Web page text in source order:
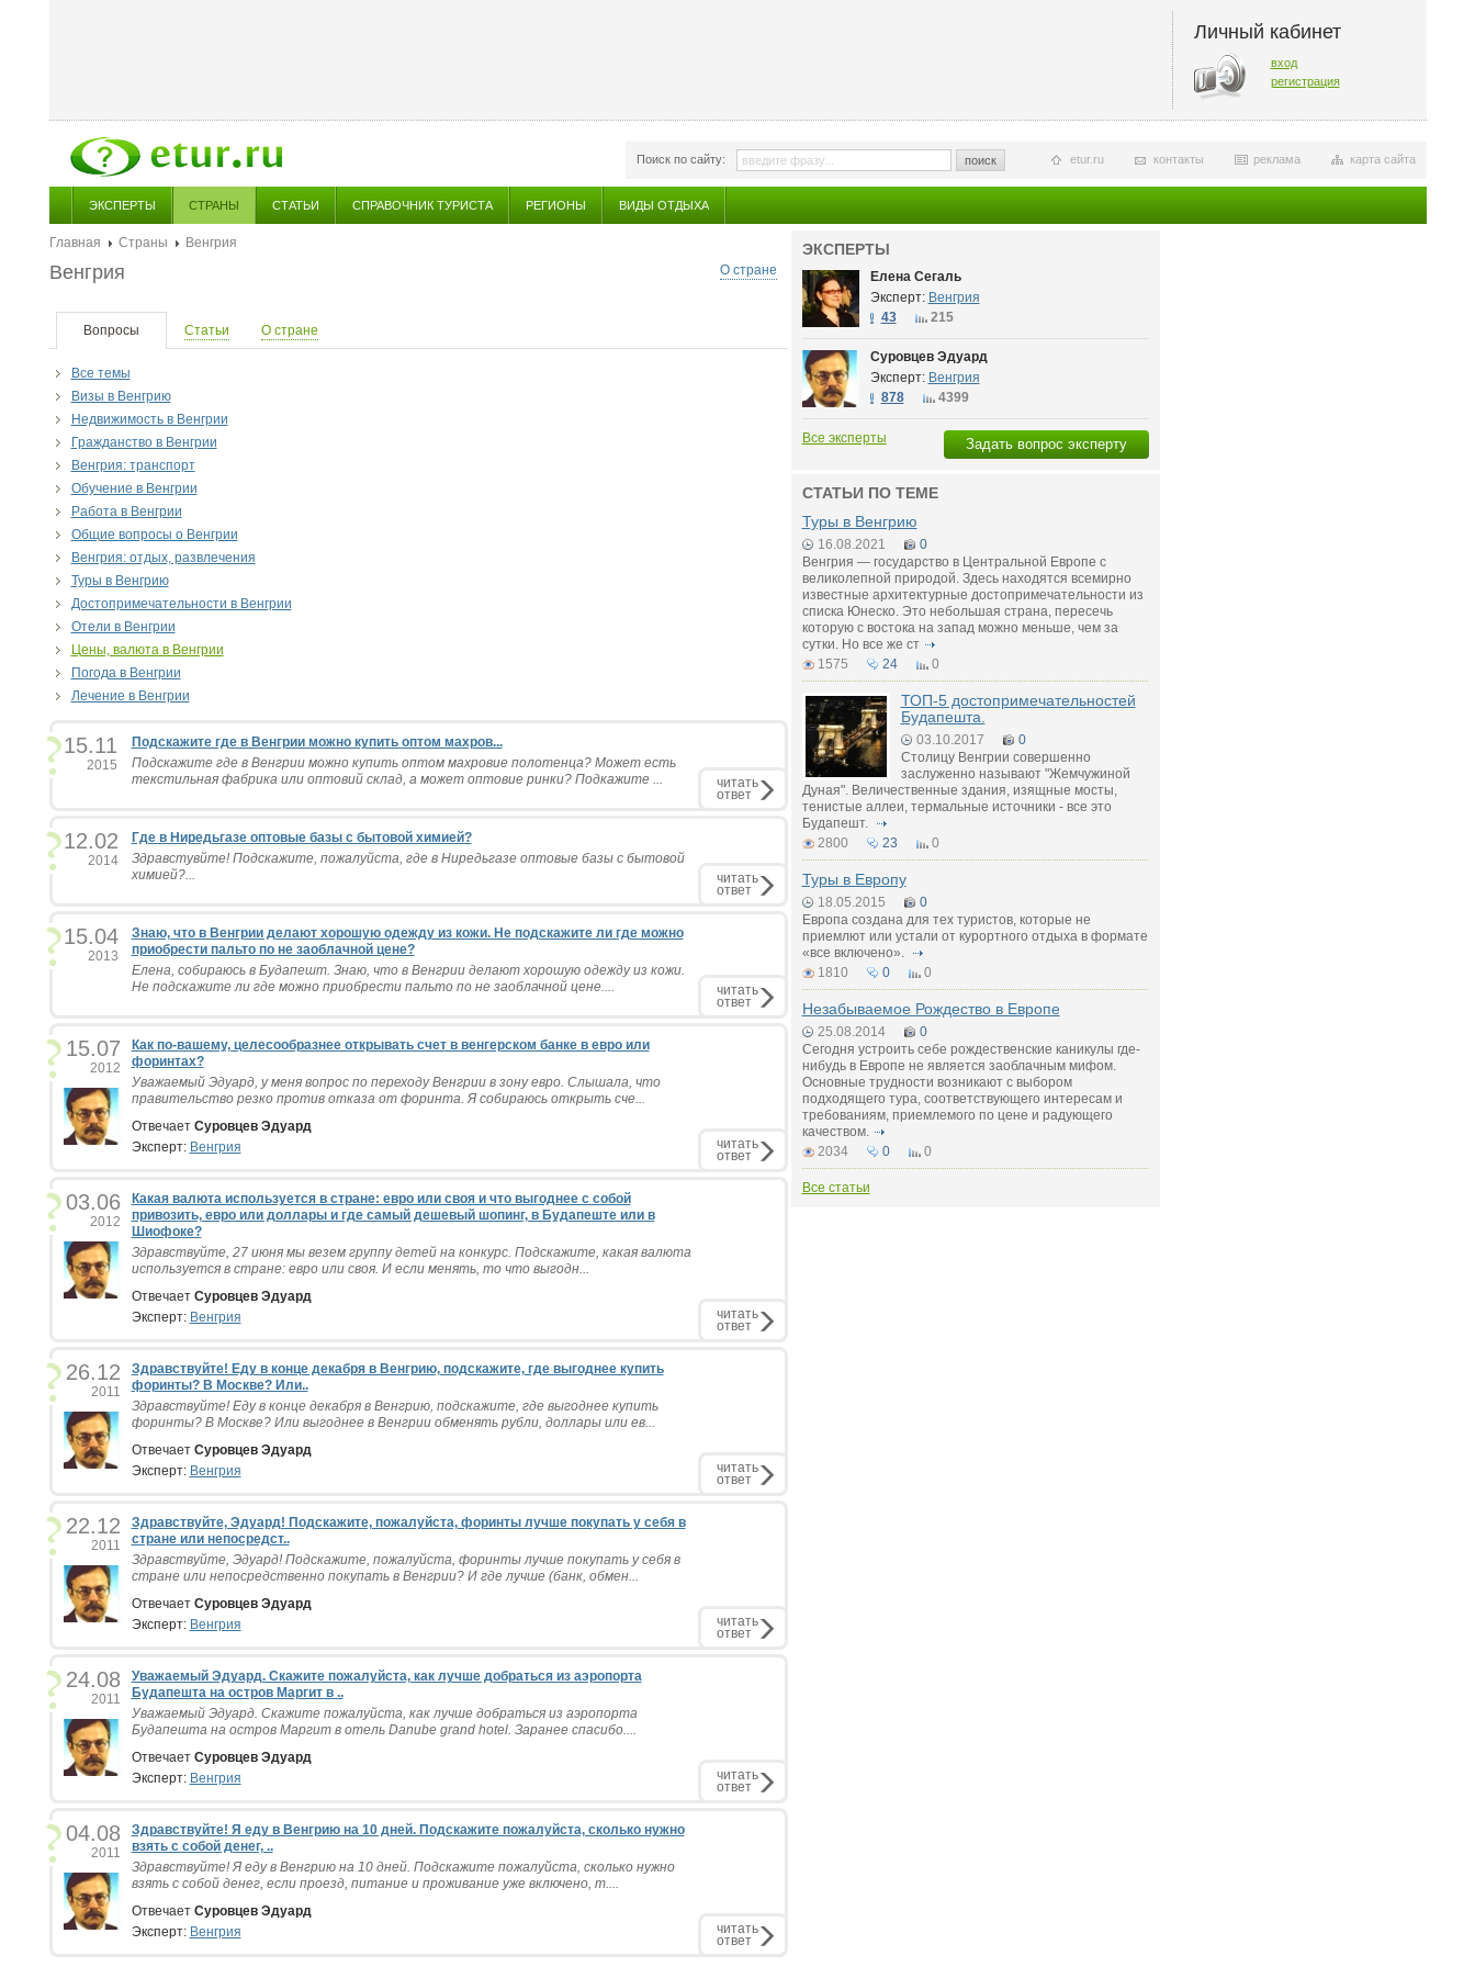
Личный кабинет
вход
регистрация
Поиск по сайту: поиск карта сайта
реклама
контакты
etur.ru
ЭКСПЕРТЫ СТРАНЫ СТАТЬИ СПРАВОЧНИК ТУРИСТА РЕГИОНЫ ВИДЫ ОТДЫХА
Главная Страны
Венгрия
О стране
Венгрия
Вопросы Статьи О стране
Все темы
Визы в Венгрию
Недвижимость в Венгрии
Гражданство в Венгрии
Венгрия: транспорт
Обучение в Венгрии
Работа в Венгрии
Общие вопросы о Венгрии
Венгрия: отдых, развлечения
Туры в Венгрию
Достопримечательности в Венгрии
Отели в Венгрии
Цены, валюта в Венгрии
Погода в Венгрии
Лечение в Венгрии
15.11
2015
Подскажите где в Венгрии можно купить оптом махров...
Подскажите где в Венгрии можно купить оптом махровие полотенца? Может есть
текстильная фабрика или оптовий склад, а может оптовие ринки? Подкажите ...
читать
ответ
12.02
2014
Где в Ниредьгазе оптовые базы с бытовой химией?
Здравстувйте! Подскажите, пожалуйста, где в Ниредьгазе оптовые базы с бытовой
химией?...
читать
ответ
15.04
2013
Знаю, что в Венгрии делают хорошую одежду из кожи. Не подскажите ли где можно
приобрести пальто по не заоблачной цене?
Елена, собираюсь в Будапешт. Знаю, что в Венгрии делают хорошую одежду из кожи.
Не подскажите ли где можно приобрести пальто по не заоблачной цене....
читать
ответ
15.07
2012
Как по-вашему, целесообразнее открывать счет в венгерском банке в евро или
форинтах?
Уважаемый Эдуард, у меня вопрос по переходу Венгрии в зону евро. Слышала, что
правительство резко против отказа от форинта. Я собираюсь открыть сче...
Отвечает Суровцев Эдуард
Эксперт: Венгрия читать
ответ
03.06
2012
Какая валюта используется в стране: евро или своя и что выгоднее с собой
привозить, евро или доллары и где самый дешевый шопинг, в Будапеште или в
Шиофоке?
Здравствуйте, 27 июня мы везем группу детей на конкурс. Подскажите, какая валюта
используется в стране: евро или своя. И если менять, то что выгодн...
Отвечает Суровцев Эдуард
Эксперт: Венгрия читать
ответ
26.12
2011
Здравствуйте! Еду в конце декабря в Венгрию, подскажите, где выгоднее купить
форинты? В Москве? Или..
Здравствуйте! Еду в конце декабря в Венгрию, подскажите, где выгоднее купить
форинты? В Москве? Или выгоднее в Венгрии обменять рубли, доллары или ев...
Отвечает Суровцев Эдуард
Эксперт: Венгрия читать
ответ
22.12
2011
Здравствуйте, Эдуард! Подскажите, пожалуйста, форинты лучше покупать у себя в
стране или непосредст..
Здравствуйте, Эдуард! Подскажите, пожалуйста, форинты лучше покупать у себя в
стране или непосредственно покупать в Венгрии? И где лучше (банк, обмен...
Отвечает Суровцев Эдуард
Эксперт: Венгрия читать
ответ
24.08
2011
Уважаемый Эдуард. Скажите пожалуйста, как лучше добраться из аэропорта
Будапешта на остров Маргит в ..
Уважаемый Эдуард. Скажите пожалуйста, как лучше добраться из аэропорта
Будапешта на остров Маргит в отель Danube grand hotel. Заранее спасибо....
Отвечает Суровцев Эдуард
Эксперт: Венгрия читать
ответ
04.08
2011
Здравствуйте! Я еду в Венгрию на 10 дней. Подскажите пожалуйста, сколько нужно
взять с собой денег, ..
Здравствуйте! Я еду в Венгрию на 10 дней. Подскажите пожалуйста, сколько нужно
взять с собой денег, если проезд, питание и проживание уже включено, т....
Отвечает Суровцев Эдуард
Эксперт: Венгрия читать
ответ
ЭКСПЕРТЫ
Елена Сегаль
Эксперт: Венгрия
43
215
Суровцев Эдуард
Эксперт: Венгрия
878
4399
Задать вопрос эксперту
Все эксперты
СТАТЬИ ПО ТЕМЕ
Туры в Венгрию
16.08.2021
0
Венгрия — государство в Центральной Европе с
великолепной природой. Здесь находятся всемирно
известные архитектурные достопримечательности из
списка Юнеско. Это небольшая страна, пересечь
которую с востока на запад можно меньше, чем за
сутки. Но все же ст
1575
24 0
ТОП-5 достопримечательностей
Будапешта.
03.10.2017
0
Столицу Венгрии совершенно
заслуженно называют "Жемчужиной
Дуная". Величественные здания, изящные мосты,
тенистые аллеи, термальные источники - все это
Будапешт.
2800
23 0
Туры в Европу
18.05.2015
0
Европа создана для тех туристов, которые не
приемлют или устали от курортного отдыха в формате
«все включено».
1810
0 0
Незабываемое Рождество в Европе
25.08.2014
0
Сегодня устроить себе рождественские каникулы где-
нибудь в Европе не является заоблачным мифом.
Основные трудности возникают с выбором
подходящего тура, соответствующего интересам и
требованиям, приемлемого по цене и радующего
качеством.
2034
0 0
Все статьи